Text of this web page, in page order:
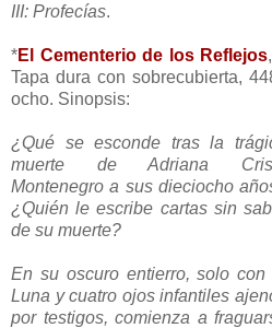
III: Profecías.
*El Cementerio de los Reflejos
Tapa dura con sobrecubierta,
ocho. Sinopsis:
¿Qué se esconde tras la
muerte de Adriana
Montenegro a sus dieciocho
¿Quién le escribe cartas sin
de su muerte?
En su oscuro entierro, solo con
Luna y cuatro ojos infantiles
por testigos, comienza a